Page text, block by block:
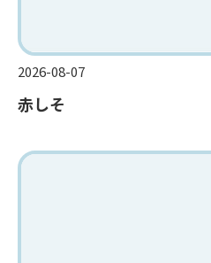
2026-08-07
赤しそ